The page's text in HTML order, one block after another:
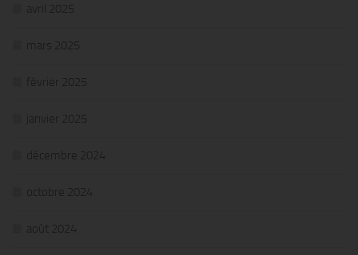
avril 2025
mars 2025
février 2025
janvier 2025
décembre 2024
octobre 2024
août 2024